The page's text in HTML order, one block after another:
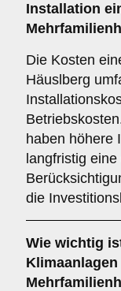
Installation
Die Kosten
Häuslberg
haben höhere
langfristig
die
Wie wichtig